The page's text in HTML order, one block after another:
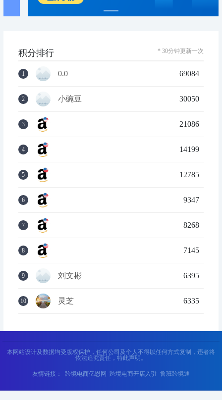
积分排行 * 30分钟更新一次
1 0.0 69084
2 小豌豆 30050
3 21086
4 14199
5 12785
6 9347
7 8268
8 7145
9 刘文彬 6395
10 灵芝 6335
本网站设计及数据均受版权保护，任何公司及个人不得以任何方式复制，违者将
依法追究责任，特此声明。
友情链接： 跨境电商亿恩网 跨境电商开店入驻 鲁班跨境通